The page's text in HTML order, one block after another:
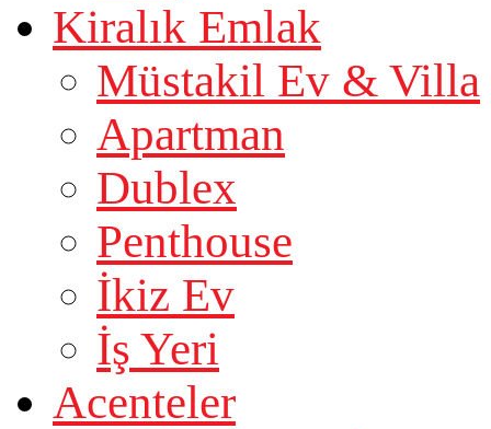
Kiralık Emlak
Müstakil Ev & Villa
Apartman
Dublex
Penthouse
İkiz Ev
İş Yeri
Acenteler